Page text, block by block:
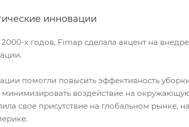
инновации
х годов, Fimap сделала акцент на
помогли повысить эффективность
воздействие на
свое присутствие на глобальном рынке,